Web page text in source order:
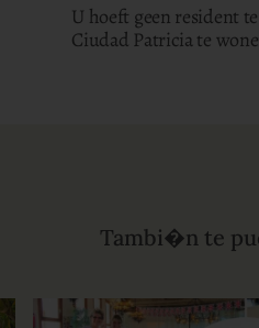
U hoeft geen resident
Ciudad Patricia te
Tambi�n te